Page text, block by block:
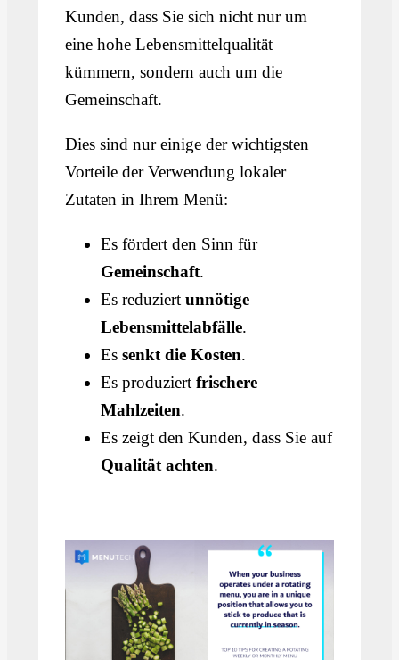
Kunden, dass Sie sich nicht nur um
eine hohe Lebensmittelqualität
kümmern, sondern auch um die
Gemeinschaft.
Dies sind nur einige der wichtigsten
Vorteile der Verwendung lokaler
Zutaten in Ihrem Menü:
Es fördert den Sinn für
Gemeinschaft.
Es reduziertunnötige
Lebensmittelabfälle.
Essenkt die Kosten.
Es produziertfrischere
Mahlzeiten.
Es zeigt den Kunden, dass Sie auf
Qualität achten.